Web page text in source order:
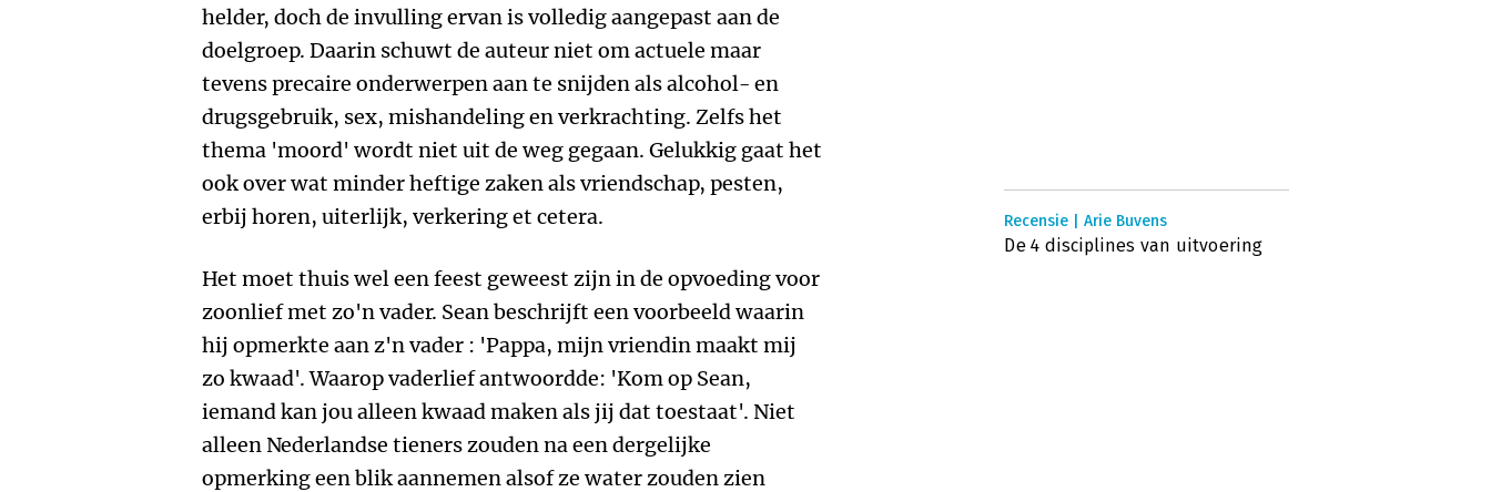
helder, doch de invulling ervan is volledig aangepast aan de
doelgroep. Daarin schuwt de auteur niet om actuele maar
tevens precaire onderwerpen aan te snijden als alcohol- en
drugsgebruik, sex, mishandeling en verkrachting. Zelfs het
thema 'moord' wordt niet uit de weg gegaan. Gelukkig gaat het
ook over wat minder heftige zaken als vriendschap, pesten,
erbij horen, uiterlijk, verkering et cetera.
Het moet thuis wel een feest geweest zijn in de opvoeding voor
zoonlief met zo'n vader. Sean beschrijft een voorbeeld waarin
hij opmerkte aan z'n vader : 'Pappa, mijn vriendin maakt mij
zo kwaad'. Waarop vaderlief antwoordde: 'Kom op Sean,
iemand kan jou alleen kwaad maken als jij dat toestaat'. Niet
alleen Nederlandse tieners zouden na een dergelijke
opmerking een blik aannemen alsof ze water zouden zien
Recensie | Arie Buvens
De 4 disciplines van uitvoering